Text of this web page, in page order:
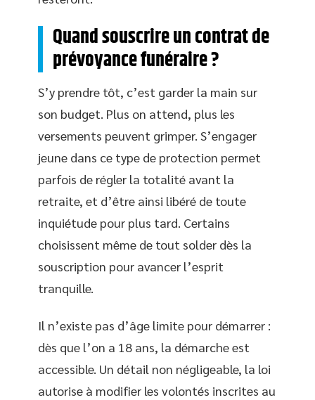
Quand souscrire un contrat de
prévoyance funéraire ?
S’y prendre tôt, c’est garder la main sur
son budget. Plus on attend, plus les
versements peuvent grimper. S’engager
jeune dans ce type de protection permet
parfois de régler la totalité avant la
retraite, et d’être ainsi libéré de toute
inquiétude pour plus tard. Certains
choisissent même de tout solder dès la
souscription pour avancer l’esprit
tranquille.
Il n’existe pas d’âge limite pour démarrer :
dès que l’on a 18 ans, la démarche est
accessible. Un détail non négligeable, la loi
autorise à modifier les volontés inscrites au